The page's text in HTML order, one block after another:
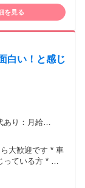
を見る
白い！と感じ
含む。10時間30
回
っている方 * 謙